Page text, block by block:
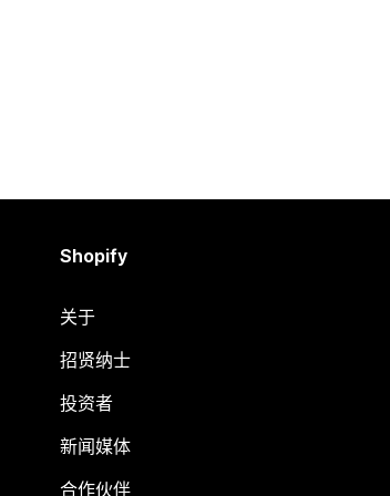
Shopify
关于
招贤纳士
投资者
新闻媒体
合作伙伴